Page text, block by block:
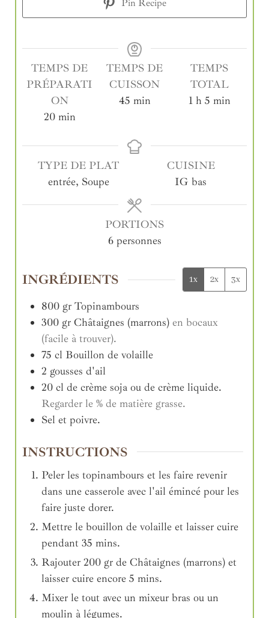
Pin Recipe
TEMPS DE
PRÉPARATI
ON
20 min
TEMPS DE
CUISSON
45 min
TEMPS
TOTAL
1 h 5 min
TYPE DE PLAT
entrée, Soupe
CUISINE
IG bas
PORTIONS
6 personnes
INGRÉDIENTS 1x 2x 3x
800 gr Topinambours
300 gr Châtaignes (marrons) en bocaux
(facile à trouver).
75 cl Bouillon de volaille
2 gousses d'ail
20 cl de crème soja ou de crème liquide.
Regarder le % de matière grasse.
Sel et poivre.
INSTRUCTIONS
Peler les topinambours et les faire revenir
dans une casserole avec l'ail émincé pour les
faire juste dorer.
Mettre le bouillon de volaille et laisser cuire
pendant 35 mins.
Rajouter 200 gr de Châtaignes (marrons) et
laisser cuire encore 5 mins.
Mixer le tout avec un mixeur bras ou un
moulin à légumes.